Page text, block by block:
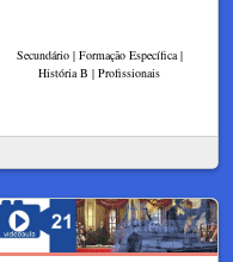
Secundário | Formação Específica |
História B | Profissionais